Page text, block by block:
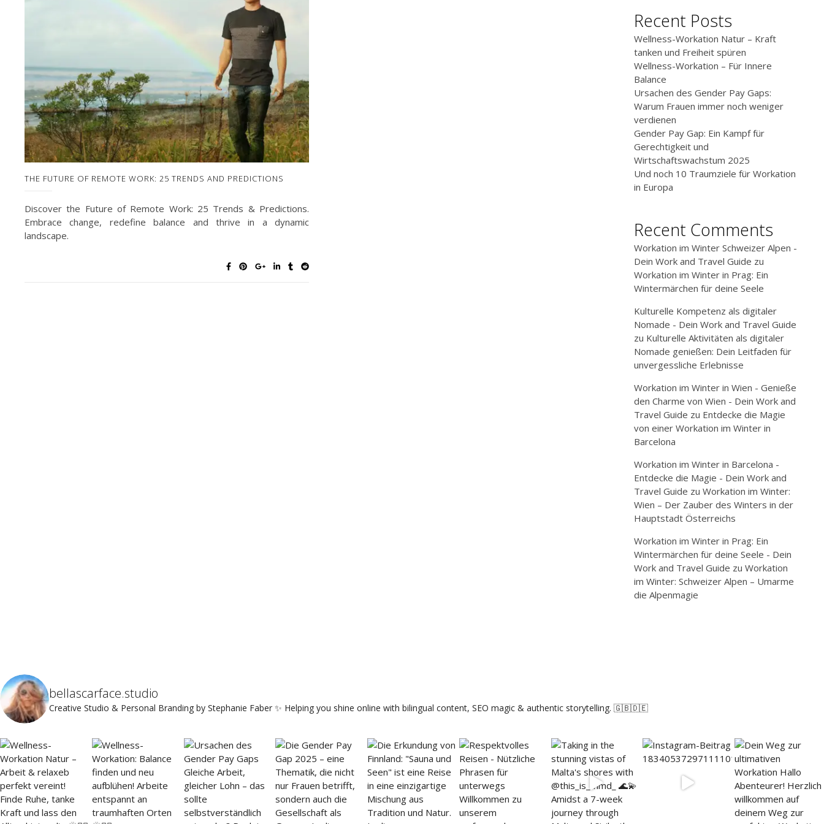
THE FUTURE OF REMOTE WORK: 25 TRENDS AND PREDICTIONS
Discover the Future of Remote Work: 25 Trends & Predictions.
Embrace change, redefine balance and thrive in a dynamic
landscape.
Recent Posts
Wellness-Workation Natur – Kraft
tanken und Freiheit spüren
Wellness-Workation – Für Innere
Balance
Ursachen des Gender Pay Gaps:
Warum Frauen immer noch weniger
verdienen
Gender Pay Gap: Ein Kampf für
Gerechtigkeit und
Wirtschaftswachstum 2025
Und noch 10 Traumziele für Workation
in Europa
Recent Comments
Workation im Winter Schweizer Alpen -
Dein Work and Travel Guide zu
Workation im Winter in Prag: Ein
Wintermärchen für deine Seele
Kulturelle Kompetenz als digitaler
Nomade - Dein Work and Travel Guide
zu Kulturelle Aktivitäten als digitaler
Nomade genießen: Dein Leitfaden für
unvergessliche Erlebnisse
Workation im Winter in Wien - Genieße
den Charme von Wien - Dein Work and
Travel Guide zu Entdecke die Magie
von einer Workation im Winter in
Barcelona
Workation im Winter in Barcelona -
Entdecke die Magie - Dein Work and
Travel Guide zu Workation im Winter:
Wien – Der Zauber des Winters in der
Hauptstadt Österreichs
Workation im Winter in Prag: Ein
Wintermärchen für deine Seele - Dein
Work and Travel Guide zu Workation
im Winter: Schweizer Alpen – Umarme
die Alpenmagie
bellascarface.studio
Creative Studio & Personal Branding by Stephanie Faber ✨ Helping you shine online with bilingual content, SEO magic & authentic storytelling. 🇬🇧🇩🇪